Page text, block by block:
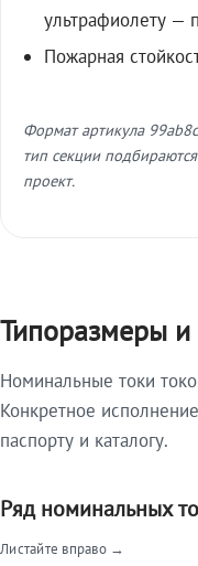
ультрафиолету —
Пожарная
Формат артикула
тип секции
проект.
Типоразмеры
Номинальные токи
Конкретное
паспорту и каталогу.
Ряд номинальных
Листайте вправо →